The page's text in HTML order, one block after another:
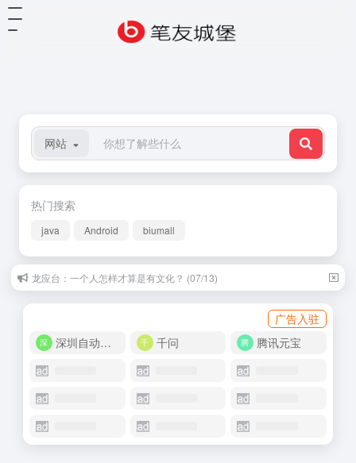
网站
热门搜索
java Android biumall
龙应台：一个人怎样才算是有文化？ (07/13)
广告入驻
深圳自动化商城
千问 腾讯元宝